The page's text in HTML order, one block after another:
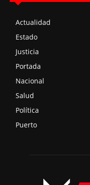
Actualidad
Estado
Justicia
Portada
Nacional
Salud
Política
Puerto